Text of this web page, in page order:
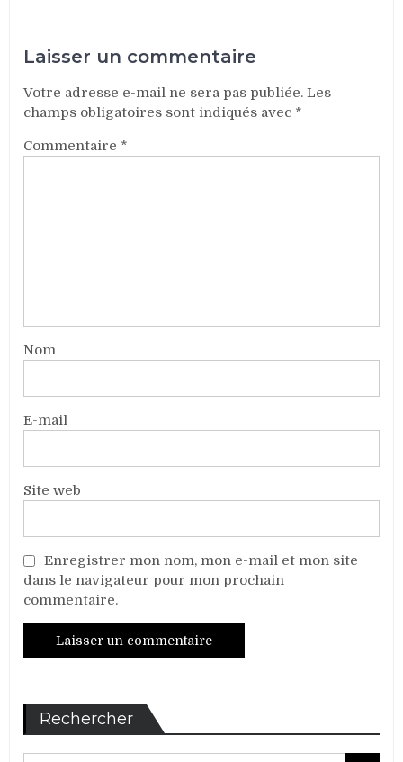
Laisser un commentaire
Votre adresse e-mail ne sera pas publiée. Les
champs obligatoires sont indiqués avec *
Commentaire *
Nom
E-mail
Site web
Enregistrer mon nom, mon e-mail et mon site
dans le navigateur pour mon prochain
commentaire.
Rechercher